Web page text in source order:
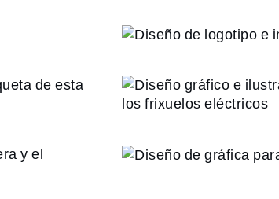
Diseño
esta
Diseño
digipack
en
Diseño